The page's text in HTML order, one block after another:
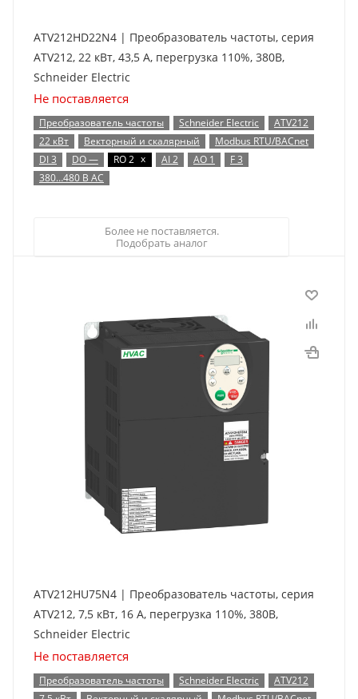
ATV212HD22N4 | Преобразователь частоты, серия
ATV212, 22 кВт, 43,5 А, перегрузка 110%, 380B,
Schneider Electric
Не поставляется
Преобразователь частоты Schneider Electric
ATV212
22 кВт
Векторный и скалярный
Modbus RTU/BACnet
DI 3
DO — RO 2 x AI 2 AO 1
F 3
380…480 В AC
Более не поставляется.
Подобрать аналог
ATV212HU75N4 | Преобразователь частоты, серия
ATV212, 7,5 кВт, 16 А, перегрузка 110%, 380B,
Schneider Electric
Не поставляется
Преобразователь частоты Schneider Electric
ATV212